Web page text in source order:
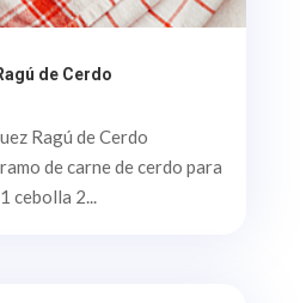
de Cerdo
Ragú de Cerdo
de carne de cerdo para
cebolla 2...